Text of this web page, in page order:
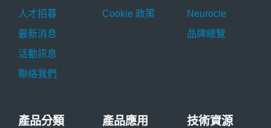
人才招募
最新消息
活動訊息
聯絡我們
Cookie 政策
Neurocle
品牌總覽
產品分類 產品應用 技術資源